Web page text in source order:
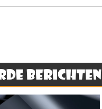
berichten